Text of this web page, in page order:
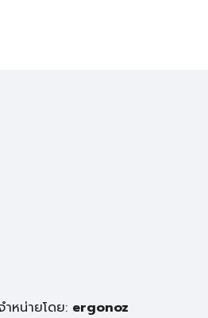
ำหน่ายโดย: ergonoz